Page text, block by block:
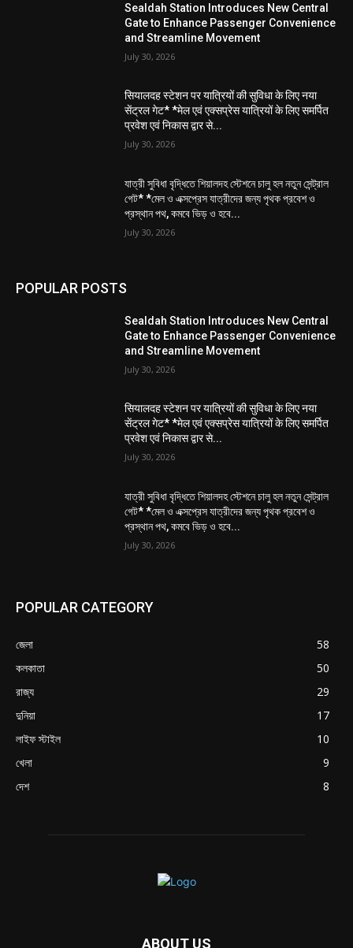
Sealdah Station Introduces New Central
Gate to Enhance Passenger Convenience
and Streamline Movement
July 30, 2026
सियालदह स्टेशन पर यात्रियों की सुविधा के लिए नया
सेंट्रल गेट* *मेल एवं एक्सप्रेस यात्रियों के लिए समर्पित
प्रवेश एवं निकास द्वार से...
July 30, 2026
যাত্রী সুবিধা বৃদ্ধিতে শিয়ালদহ স্টেশনে চালু হল নতুন সেন্ট্রাল
গেট* *মেল ও এক্সপ্রেস যাত্রীদের জন্য পৃথক প্রবেশ ও
প্রস্থান পথ, কমবে ভিড় ও হবে...
July 30, 2026
POPULAR POSTS
Sealdah Station Introduces New Central
Gate to Enhance Passenger Convenience
and Streamline Movement
July 30, 2026
सियालदह स्टेशन पर यात्रियों की सुविधा के लिए नया
सेंट्रल गेट* *मेल एवं एक्सप्रेस यात्रियों के लिए समर्पित
प्रवेश एवं निकास द्वार से...
July 30, 2026
যাত্রী সুবিধা বৃদ্ধিতে শিয়ালদহ স্টেশনে চালু হল নতুন সেন্ট্রাল
গেট* *মেল ও এক্সপ্রেস যাত্রীদের জন্য পৃথক প্রবেশ ও
প্রস্থান পথ, কমবে ভিড় ও হবে...
July 30, 2026
POPULAR CATEGORY
জেলা
58
কলকাতা
50
রাজ্য
29
দুনিয়া
17
লাইফ স্টাইল
10
খেলা
9
দেশ
8
ABOUT US